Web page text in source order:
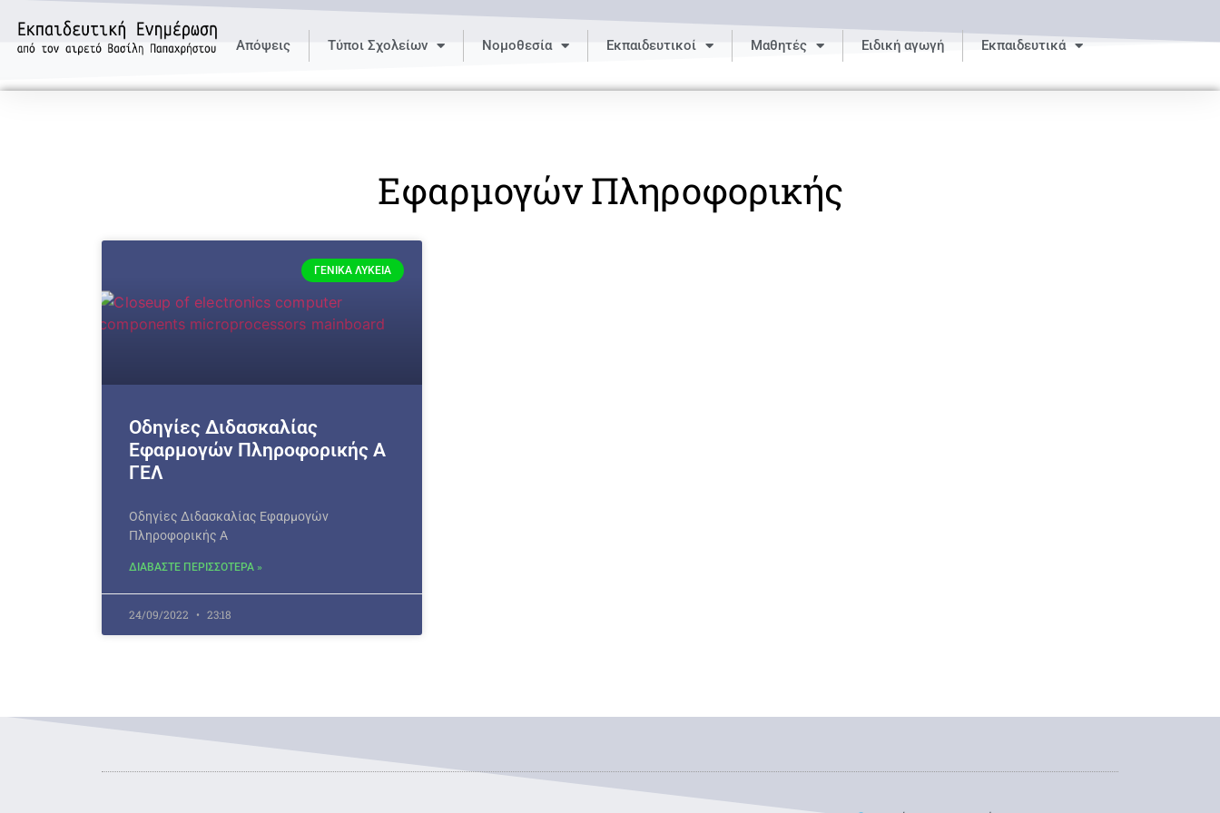
Απόψεις Τύποι Σχολείων Νομοθεσία Εκπαιδευτικοί Μαθητές Ειδική αγωγή Εκπαιδευτικά
Εφαρμογών Πληροφορικής
ΓΕΝΙΚΆ ΛΎΚΕΙΑ
Οδηγίες Διδασκαλίας
Εφαρμογών Πληροφορικής Α
ΓΕΛ
Οδηγίες Διδασκαλίας Εφαρμογών
Πληροφορικής Α
ΔΙΑΒΑΣΤΕ ΠΕΡΙΣΣΟΤΕΡΑ »
24/09/2022 23:18